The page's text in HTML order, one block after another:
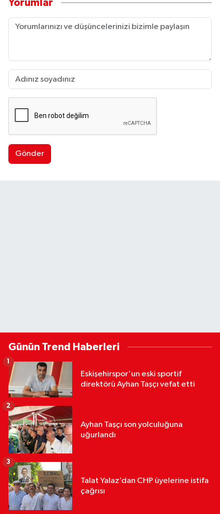
Yorumlar
Gönder
Günün Trend Haberleri
Eskişehirspor'un eski sportif
direktörü Ayhan Taşçı vefat etti
1
Ayhan Taşçı son yolculuğuna
uğurlandı
2
Talat Yalaz’dan CHP üyelerine istifa
çağrısı
3